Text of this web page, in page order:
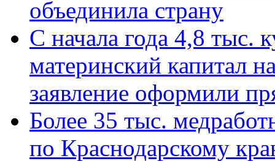
объединила страну
С начала года 4,8 тыс.
материнский капитал
заявление оформили
Более 35 тыс.
по Краснодарскому